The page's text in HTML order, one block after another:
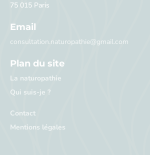
75 015 Paris
Email
consultation.naturopathie@gmail.com
Plan du site
La naturopathie
Qui suis-je ?
Contact
Mentions légales